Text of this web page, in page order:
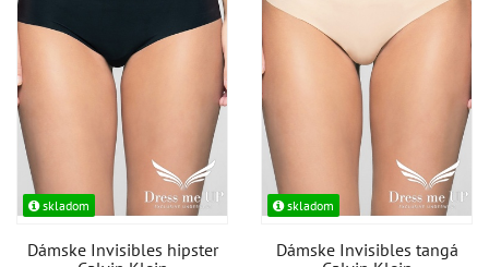
skladom
Dámske Invisibles hipster
skladom
Dámske Invisibles tangá